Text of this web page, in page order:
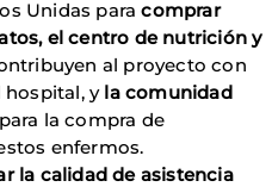
Unidas paracomprar
el centro de nutrición y
al proyecto con
hospital, y la comunidad
para la compra de
enfermos.
la calidad de asistencia